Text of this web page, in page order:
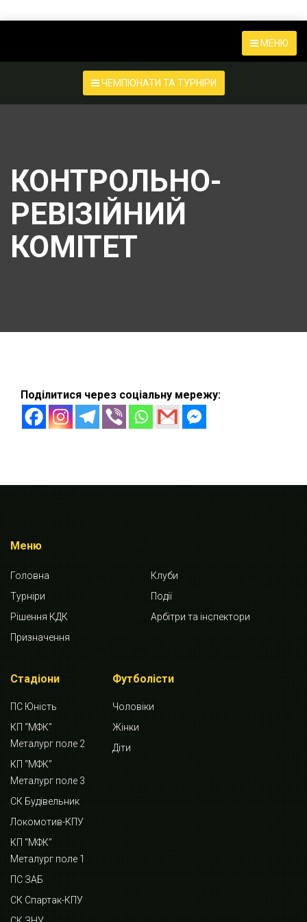
МЕНЮ
ЧЕМПІОНАТИ ТА ТУРНІРИ
КОНТРОЛЬНО-
РЕВІЗІЙНИЙ
КОМІТЕТ
Поділитися через соціальну мережу:
Меню
Головна
Клуби
Турніри
Події
Рішення КДК
Арбітри та інспектори
Призначення
Стадіони
ПС Юність
КП “МФК”
Металург поле 2
КП “МФК”
Металург поле 3
СК Будівельник
Локомотив-КПУ
КП “МФК”
Металург поле 1
ПС ЗАБ
СК Спартак-КПУ
Футболісти
Чоловіки
Жінки
Діти